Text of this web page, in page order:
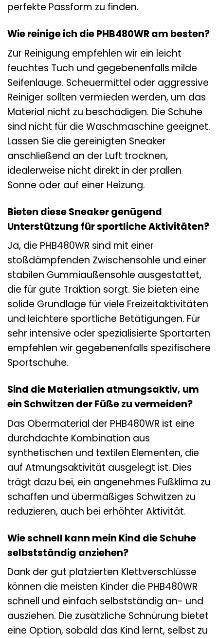
perfekte Passform zu finden.
Wie reinige ich die PHB480WR am besten?
Zur Reinigung empfehlen wir ein leicht
feuchtes Tuch und gegebenenfalls milde
Seifenlauge. Scheuermittel oder aggressive
Reiniger sollten vermieden werden, um das
Material nicht zu beschädigen. Die Schuhe
sind nicht für die Waschmaschine geeignet.
Lassen Sie die gereinigten Sneaker
anschließend an der Luft trocknen,
idealerweise nicht direkt in der prallen
Sonne oder auf einer Heizung.
Bieten diese Sneaker genügend
Unterstützung für sportliche Aktivitäten?
Ja, die PHB480WR sind mit einer
stoßdämpfenden Zwischensohle und einer
stabilen Gummiaußensohle ausgestattet,
die für gute Traktion sorgt. Sie bieten eine
solide Grundlage für viele Freizeitaktivitäten
und leichtere sportliche Betätigungen. Für
sehr intensive oder spezialisierte Sportarten
empfehlen wir gegebenenfalls spezifischere
Sportschuhe.
Sind die Materialien atmungsaktiv, um
ein Schwitzen der Füße zu vermeiden?
Das Obermaterial der PHB480WR ist eine
durchdachte Kombination aus
synthetischen und textilen Elementen, die
auf Atmungsaktivität ausgelegt ist. Dies
trägt dazu bei, ein angenehmes Fußklima zu
schaffen und übermäßiges Schwitzen zu
reduzieren, auch bei erhöhter Aktivität.
Wie schnell kann mein Kind die Schuhe
selbstständig anziehen?
Dank der gut platzierten Klettverschlüsse
können die meisten Kinder die PHB480WR
schnell und einfach selbstständig an- und
ausziehen. Die zusätzliche Schnürung bietet
eine Option, sobald das Kind lernt, selbst zu